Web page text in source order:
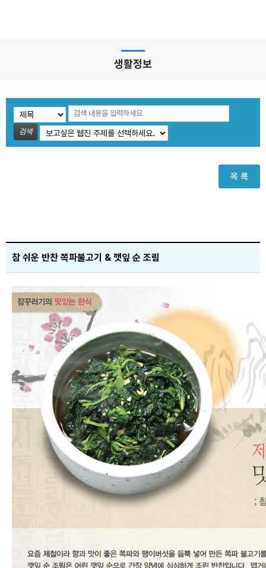
생활정보
검색
목 록
참 쉬운 반찬 쪽파불고기 & 깻잎 순 조림